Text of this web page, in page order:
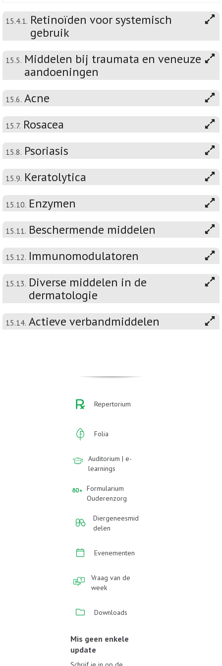
15.4.1. Retinoïden voor systemisch
gebruik
15.5. Middelen bij traumata en veneuze
aandoeningen
15.6. Acne
15.7. Rosacea
15.8. Psoriasis
15.9. Keratolytica
15.10. Enzymen
15.11. Beschermende middelen
15.12. Immunomodulatoren
15.13. Diverse middelen in de
dermatologie
15.14. Actieve verbandmiddelen
Repertorium
Folia
Auditorium | e-
learnings
Formularium
Ouderenzorg
Diergeneesmid
delen
Evenementen
Vraag van de
week
Downloads
Mis geen enkele
update